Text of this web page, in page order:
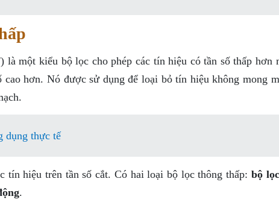
là một kiểu bộ lọc cho phép các tín hiệu có tần số thấp hơn
cao hơn. Nó được sử dụng để loại bỏ tín hiệu không mong
dụng thực tế
tín hiệu trên tần số cắt. Có hai loại bộ lọc thông thấp: bộ
.